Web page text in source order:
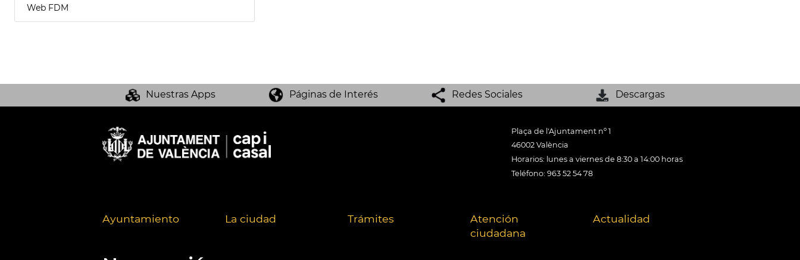
Web FDM
Nuestras Apps Páginas de Interés Redes Sociales Descargas
Plaça de l'Ajuntament nº 1
46002 València
Horarios: lunes a viernes de 8:30 a 14:00 horas
Teléfono: 963 52 54 78
Ayuntamiento La ciudad Trámites
Atención
ciudadana
Actualidad